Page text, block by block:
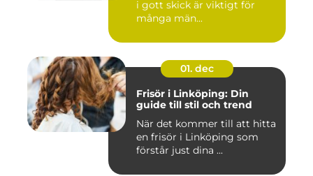
i gott skick är viktigt för
många män...
01. dec
Frisör i Linköping: Din
guide till stil och trend
När det kommer till att hitta
en frisör i Linköping som
förstår just dina ...